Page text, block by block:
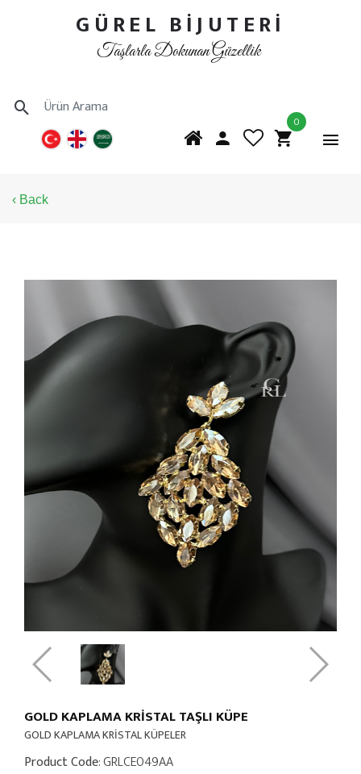
GÜREL BİJUTERİ
Taşlarla Dokunan Güzellik
0
‹ Back
GOLD KAPLAMA KRİSTAL TAŞLI KÜPE
GOLD KAPLAMA KRİSTAL KÜPELER
Product Code: GRLCE049AA